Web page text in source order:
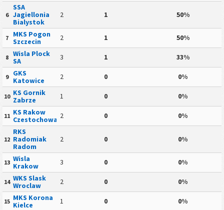
6
SSA
Jagiellonia
Bialystok
2 1 50%
7
MKS Pogon
Szczecin
2 1 50%
8 Wisla Plock
SA
3 1 33%
9
GKS
Katowice
2 0 0%
10 KS Gornik
Zabrze
1 0 0%
11 KS Rakow
Czestochowa 2 0 0%
12
RKS
Radomiak
Radom
2 0 0%
13 Wisla
Krakow
3 0 0%
14 WKS Slask
Wroclaw
2 0 0%
15 MKS Korona
Kielce
1 0 0%